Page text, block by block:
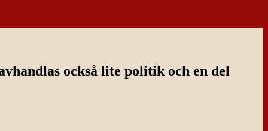
också lite politik och en del